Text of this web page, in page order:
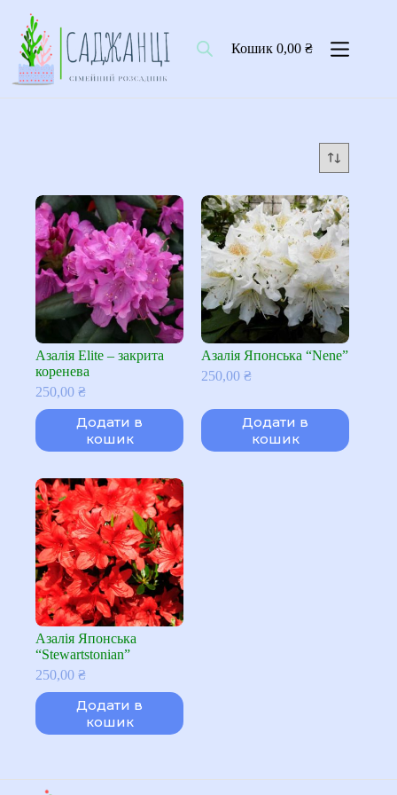
вмісту
Кошик0,00₴
Азалія Elite – закрита
коренева
250,00 ₴
Додати в
кошик
Азалія Японська “Nene”
250,00₴
Додати в
кошик
Азалія Японська
“Stewartstonian”
250,00 ₴
Додати в
кошик